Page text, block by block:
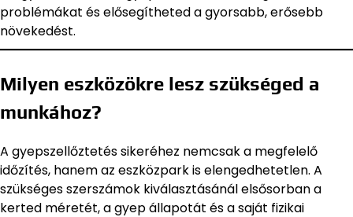
problémákat és elősegítheted a gyorsabb, erősebb
növekedést.
Milyen eszközökre lesz szükséged a
munkához?
A gyepszellőztetés sikeréhez nemcsak a megfelelő
időzítés, hanem az eszközpark is elengedhetetlen. A
szükséges szerszámok kiválasztásánál elsősorban a
kerted méretét, a gyep állapotát és a saját fizikai